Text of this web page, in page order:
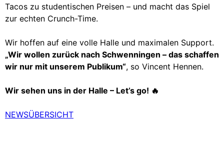
Tacos zu studentischen Preisen – und macht das Spiel
zur echten Crunch-Time.
Wir hoffen auf eine volle Halle und maximalen Support.
„Wir wollen zurück nach Schwenningen – das schaffen
wir nur mit unserem Publikum“, so Vincent Hennen.
Wir sehen uns in der Halle – Let’s go! 🔥
NEWSÜBERSICHT